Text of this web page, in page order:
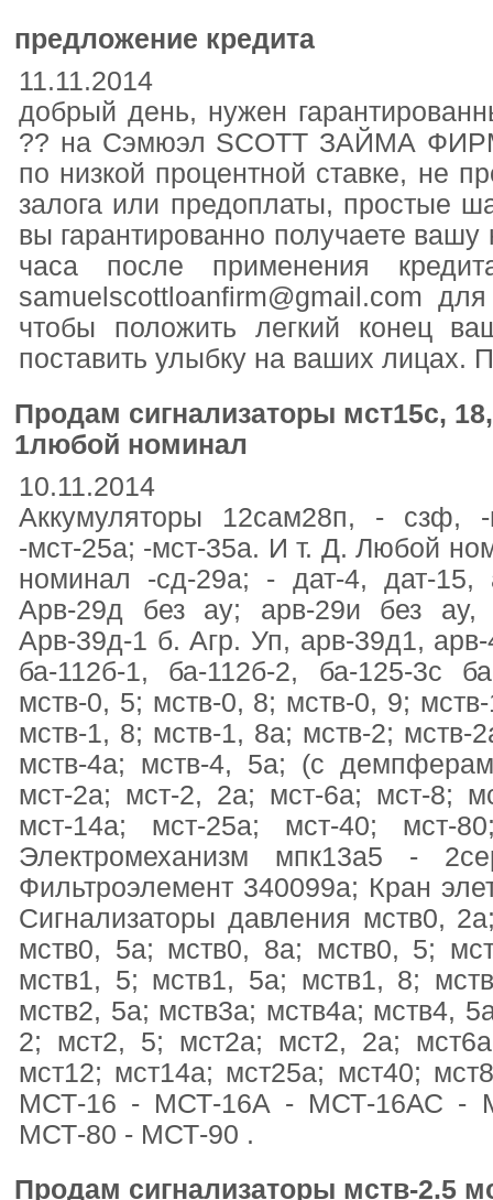
предложение кредита
11.11.2014
добрый день, нужен
?? на Сэмюэл SCOTT ЗАЙМА
по низкой процентной ставке, не
залога или предоплаты, простые
вы гарантированно получаете вашу
часа после применения
samuelscottloanfirm@gmail.com
чтобы положить легкий конец
поставить улыбку на ваших лицах.
Продам сигнализаторы мст15с,
1любой номинал
10.11.2014
Аккумуляторы 12сам28п, - сзф,
-мст-25а; -мст-35а. И т. Д. Любой
номинал -сд-29а; - дат-4, дат-15,
Арв-29д без ау; арв-29и без
Арв-39д-1 б. Агр. Уп, арв-39д1,
ба-112б-1, ба-112б-2, ба-125-3с
мств-0, 5; мств-0, 8; мств-0, 9;
мств-1, 8; мств-1, 8а; мств-2; мств-
мств-4а; мств-4, 5а; (с
мст-2а; мст-2, 2а; мст-6а; мст-8;
мст-14а; мст-25а; мст-40; мст-
Электромеханизм мпк13а5 -
Фильтроэлемент 340099а; Кран
Сигнализаторы давления мств0,
мств0, 5а; мств0, 8а; мств0, 5;
мств1, 5; мств1, 5а; мств1, 8;
мств2, 5а; мств3а; мств4а; мств4,
2; мст2, 5; мст2а; мст2, 2а;
мст12; мст14а; мст25а; мст40;
МСТ-16 - МСТ-16А - МСТ-16АС -
МСТ-80 - МСТ-90 .
Продам сигнализаторы мств-2.5